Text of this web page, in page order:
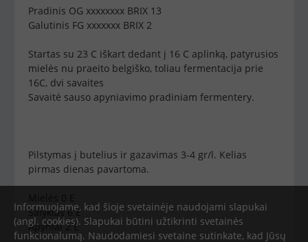
Pradinis OG xxxxxxxx BRIX 13
Galutinis FG xxxxxxx BRIX 2
Startas su 23 C iškart dedant į 16 C aplinką, patyrusios
mielės nu praeito belgiško, toliau fermentacija prie
16C, dvi savaites
Savaitė sauso apyniavimo pradiniam fermentery.
Pilstymas į butelius ir gazavimas 3-4 gr/l. Kelias
pirmas dienas pavartoma.
Salyklas 6 E
Apyniai 2 E
Informuojame, kad šioje svetainėje naudojami slapukai
(angl. cookies). Slapukai būtini užtikrinti svetainės
funkcionalumą. Naudodamiesi svetaine sutinkate, kad Jūsų